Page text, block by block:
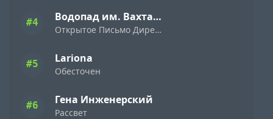
#4 Водопад им. Вахтанга Кикабидзе
Открытое Письмо Директору Фирмы «Ямаха» ( 1989 )
#5 Lariona
Обесточен
#6 Гена Инженерский
Рассвет